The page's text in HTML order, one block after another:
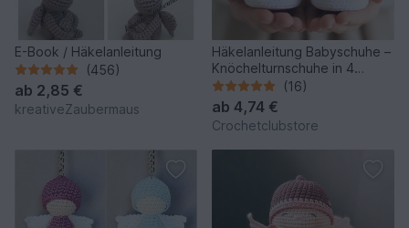
E-Book / Häkelanleitung
(456)
ab 2,85 €
kreativeZaubermaus
Häkelanleitung Babyschuhe –
Knöchelturnschuhe in 4
Größen (PDF)(16)
ab 4,74 €
Crochetclubstore